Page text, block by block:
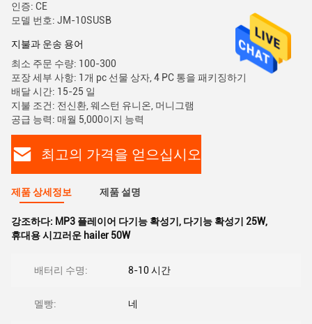
인증: CE
모델 번호: JM-10SUSB
지불과 운송 용어
최소 주문 수량: 100-300
포장 세부 사항: 1개 pc 선물 상자, 4 PC 통을 패키징하기
배달 시간: 15-25 일
지불 조건: 전신환, 웨스턴 유니온, 머니그램
공급 능력: 매월 5,000이지 능력
최고의 가격을 얻으십시오
제품 상세정보 제품 설명
강조하다: MP3 플레이어 다기능 확성기 , 다기능 확성기 25W,
휴대용 시끄러운 hailer 50W
배터리 수명: 8-10 시간
멜빵: 네